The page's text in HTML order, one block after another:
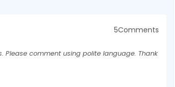
5Comments
comment using polite language. Thank